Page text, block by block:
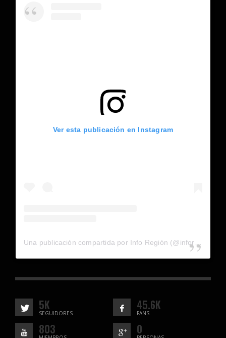
Ver esta publicación en Instagram
5K
SEGUIDORES
45.6K
FANS
803 0